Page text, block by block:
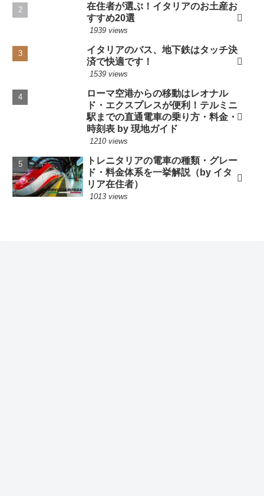
在住者が選ぶ！イタリアのお土産お
すすめ20選
1939 views
イタリアのバス、地下鉄はタッチ決
済で快適です！
1539 views
ローマ空港からの移動はレオナル
ド・エクスプレスが便利！テルミニ
駅までの直通電車の乗り方・料金・
時刻表 by 現地ガイド
1210 views
トレニタリアの電車の種類・グレー
ド・料金体系を一挙解説（by イタ
リア在住者）
1013 views